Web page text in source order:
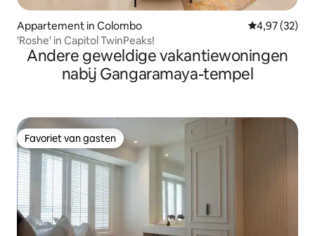
Appartement in Colombo Gemiddelde
4,97 (32)
'Roshe' in Capitol TwinPeaks!
Andere geweldige vakantiewoningen
nabij Gangaramaya-tempel
Favoriet van gasten
Favoriet van gasten